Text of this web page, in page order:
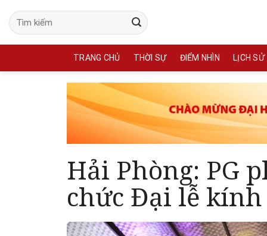
content
TRANG CHỦ THỜI SỰ ĐIỂM NHÌN LỊCH SỬ
Hải Phòng: PG
chức Đại lễ kính